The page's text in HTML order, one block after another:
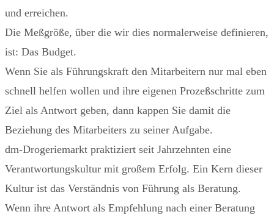
und erreichen.
Die Meßgröße, über die wir dies normalerweise definieren,
ist: Das Budget.
Wenn Sie als Führungskraft den Mitarbeitern nur mal eben
schnell helfen wollen und ihre eigenen Prozeßschritte zum
Ziel als Antwort geben, dann kappen Sie damit die
Beziehung des Mitarbeiters zu seiner Aufgabe.
dm-Drogeriemarkt praktiziert seit Jahrzehnten eine
Verantwortungskultur mit großem Erfolg. Ein Kern dieser
Kultur ist das Verständnis von Führung als Beratung.
Wenn ihre Antwort als Empfehlung nach einer Beratung